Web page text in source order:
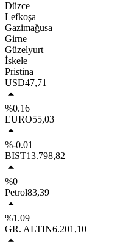
Düzce
Lefkoşa
Gazimağusa
Girne
Güzelyurt
İskele
Pristina
USD47,71
%0.16
EURO55,03
%-0.01
BIST13.798,82
%0
Petrol83,39
%1.09
GR. ALTIN6.201,10